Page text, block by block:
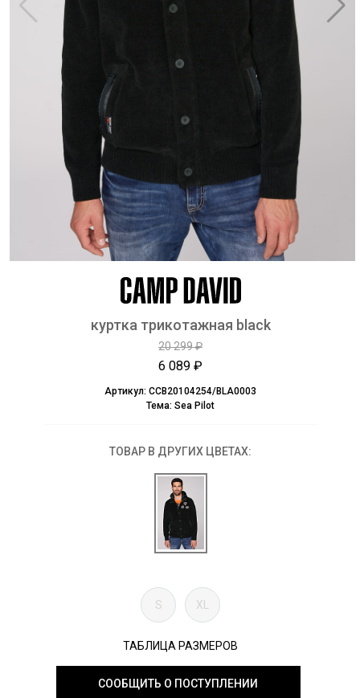
куртка трикотажная black
20 299 ₽
6 089 ₽
Артикул: CCB20104254/BLA0003
Тема: Sea Pilot
ТОВАР В ДРУГИХ ЦВЕТАХ:
S XL
ТАБЛИЦА РАЗМЕРОВ
СООБЩИТЬ О ПОСТУПЛЕНИИ